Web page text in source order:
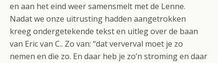
en aan het eind weer samensmelt met de Lenne.
Nadat we onze uitrusting hadden aangetrokken
kreeg ondergetekende tekst en uitleg over de baan
van Eric van C.. Zo van: “dat ververval moet je zo
nemen en die zo. En daar heb je zo’n stroming en daar